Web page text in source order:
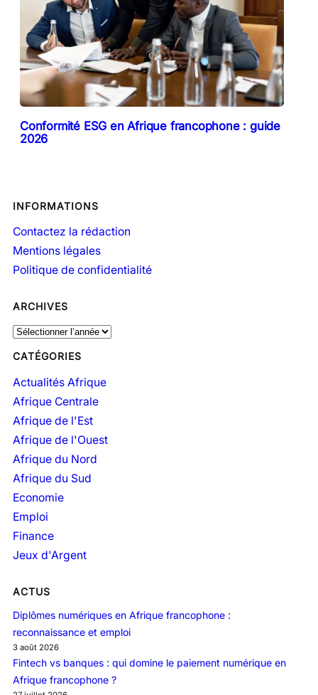
Conformité ESG en Afrique francophone : guide
2026
INFORMATIONS
Contactez la rédaction
Mentions légales
Politique de confidentialité
ARCHIVES
A
c
h
v
CATÉGORIES
Actualités Afrique
Afrique Centrale
Afrique de l'Est
Afrique de l'Ouest
Afrique du Nord
Afrique du Sud
Economie
Emploi
Finance
Jeux d'Argent
ACTUS
Diplômes numériques en Afrique francophone :
reconnaissance et emploi
3 août 2026
Fintech vs banques : qui domine le paiement numérique en
Afrique francophone ?